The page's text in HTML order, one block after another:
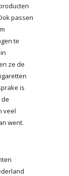
passen
te
ze de
is
veel
went.